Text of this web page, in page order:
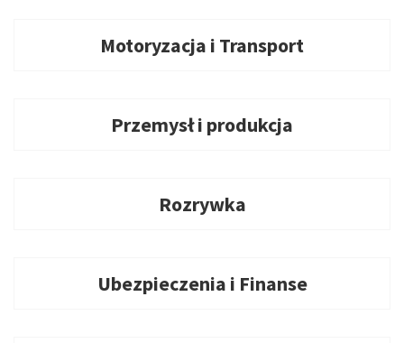
Motoryzacja i Transport
Przemysł i produkcja
Rozrywka
Ubezpieczenia i Finanse